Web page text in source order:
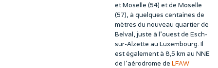
et Moselle (54) et de Moselle
(57), à quelques centaines de
mètres du nouveau quartier de
Belval, juste à l’ouest de Esch-
sur-Alzette au Luxembourg. Il
est également à 8,5 km au NNE
de l’aérodrome de LFAW